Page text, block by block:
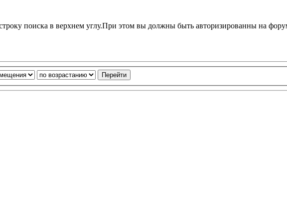
поиска в верхнем углу.При этом вы должны быть авторизированны на